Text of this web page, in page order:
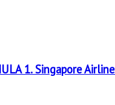
1. Singapore